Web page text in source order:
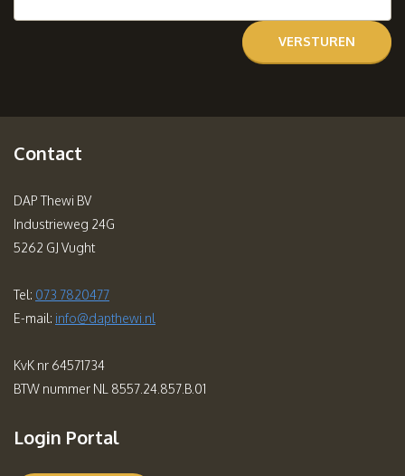
Contact
DAP Thewi BV
Industrieweg 24G
5262 GJ Vught
Tel: 073 7820477
E-mail: info@dapthewi.nl
KvK nr 64571734
BTW nummer NL 8557.24.857.B.01
Login Portal